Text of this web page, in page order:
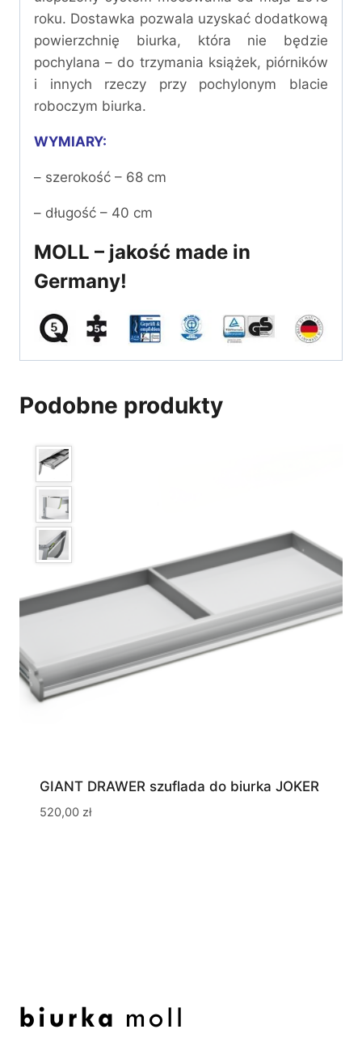
roku. Dostawka pozwala uzyskać dodatkową
powierzchnię biurka, która nie będzie
pochylana – do trzymania książek, piórników
i innych rzeczy przy pochylonym blacie
roboczym biurka.
WYMIARY:
– szerokość – 68 cm
– długość – 40 cm
MOLL – jakość made in
Germany!
Podobne produkty
GIANT DRAWER szuflada do biurka JOKER
520,00 zł